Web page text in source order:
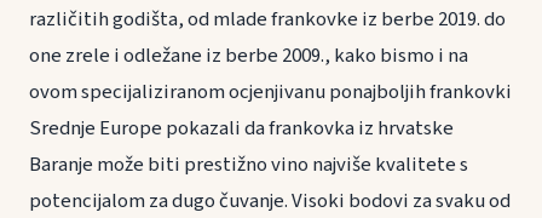
različitih godišta, od mlade frankovke iz berbe 2019. do
one zrele i odležane iz berbe 2009., kako bismo i na
ovom specijaliziranom ocjenjivanu ponajboljih frankovki
Srednje Europe pokazali da frankovka iz hrvatske
Baranje može biti prestižno vino najviše kvalitete s
potencijalom za dugo čuvanje. Visoki bodovi za svaku od